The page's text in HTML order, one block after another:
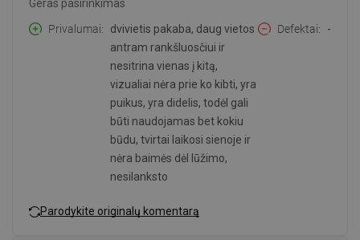
Geras pasirinkimas
Privalumai
dvivietis pakaba, daug vietos
antram rankšluosčiui ir
nesitrina vienas į kitą,
vizualiai nėra prie ko kibti, yra
puikus, yra didelis, todėl gali
būti naudojamas bet kokiu
būdu, tvirtai laikosi sienoje ir
nėra baimės dėl lūžimo,
nesilanksto
Defektai -
Parodykite originalų komentarą